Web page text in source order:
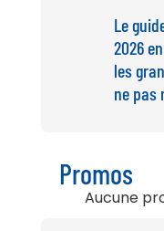
Le
2026
les
ne pas
Promos
Aucune